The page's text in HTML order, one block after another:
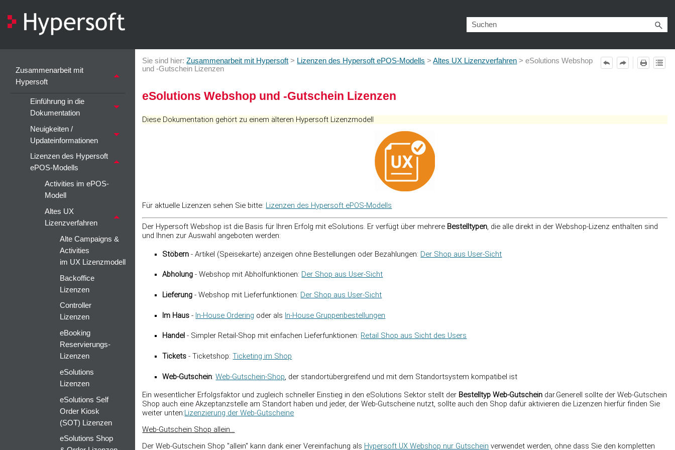
Zusammenarbeit mit
Hypersoft
Einführung in die
Dokumentation
Neuigkeiten /
Updateinformationen
Lizenzen des Hypersoft
ePOS-Modells
Activities im ePOS-
Modell
Altes UX
Lizenzverfahren
Alte Campaigns &
Activities
im UX Lizenzmodell
Backoffice
Lizenzen
Controller
Lizenzen
eBooking
Reservierungs-
Lizenzen
eSolutions
Lizenzen
eSolutions Self
Order Kiosk
(SOT) Lizenzen
eSolutions Shop
Sie sind hier: Zusammenarbeit mit Hypersoft > Lizenzen des Hypersoft ePOS-Modells >Altes UX Lizenzverfahren >eSolutions Webshop
und -Gutschein Lizenzen
eSolutions Webshop und -Gutschein Lizenzen
Diese Dokumentation gehört zu einem älteren Hypersoft Lizenzmodell
Für aktuelle Lizenzen sehen Sie bitte: Lizenzen des Hypersoft ePOS-Modells
Der Hypersoft Webshop ist die Basis für Ihren Erfolg mit eSolutions. Er verfügt über mehrere Bestelltypen, die alle direkt in der Webshop-Lizenz enthalten sind
und Ihnen zur Auswahl angeboten werden:
Stöbern - Artikel (Speisekarte) anzeigen ohne Bestellungen oder Bezahlungen: Der Shop aus User-Sicht
Abholung - Webshop mit Abholfunktionen: Der Shop aus User-Sicht
Lieferung - Webshop mit Lieferfunktionen: Der Shop aus User-Sicht
Im Haus - In-House Ordering oder als In-House Gruppenbestellungen
Handel - Simpler Retail-Shop mit einfachen Lieferfunktionen: Retail Shop aus Sicht des Users
Tickets - Ticketshop:Ticketing im Shop
Web-Gutschein:Web-Gutschein-Shop , der standortübergreifend und mit dem Standortsystem kompatibel ist
Ein wesentlicher Erfolgsfaktor und zugleich schneller Einstieg in den eSolutions Sektor stellt der Bestelltyp Web-Gutschein dar.Generell sollte der Web-Gutschein
Shop auch eine Akzeptanzstelle am Standort haben und jeder, der Web-Gutscheine nutzt, sollte auch den Shop dafür aktivieren die Lizenzen hierfür finden Sie
weiter unten:Lizenzierung der Web-Gutscheine
Web-Gutschein Shop allein...
Der Web-Gutschein Shop "allein" kann dank einer Vereinfachung als Hypersoft UX Webshop nur Gutschein verwendet werden, ohne dass Sie den kompletten